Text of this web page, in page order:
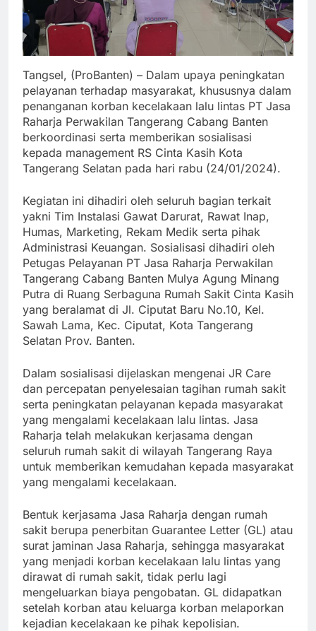
Tangsel, (ProBanten) – Dalam upaya peningkatan
pelayanan terhadap masyarakat, khususnya dalam
penanganan korban kecelakaan lalu lintas PT Jasa
Raharja Perwakilan Tangerang Cabang Banten
berkoordinasi serta memberikan sosialisasi
kepada management RS Cinta Kasih Kota
Tangerang Selatan pada hari rabu (24/01/2024).
Kegiatan ini dihadiri oleh seluruh bagian terkait
yakni Tim Instalasi Gawat Darurat, Rawat Inap,
Humas, Marketing, Rekam Medik serta pihak
Administrasi Keuangan. Sosialisasi dihadiri oleh
Petugas Pelayanan PT Jasa Raharja Perwakilan
Tangerang Cabang Banten Mulya Agung Minang
Putra di Ruang Serbaguna Rumah Sakit Cinta Kasih
yang beralamat di Jl. Ciputat Baru No.10, Kel.
Sawah Lama, Kec. Ciputat, Kota Tangerang
Selatan Prov. Banten.
Dalam sosialisasi dijelaskan mengenai JR Care
dan percepatan penyelesaian tagihan rumah sakit
serta peningkatan pelayanan kepada masyarakat
yang mengalami kecelakaan lalu lintas. Jasa
Raharja telah melakukan kerjasama dengan
seluruh rumah sakit di wilayah Tangerang Raya
untuk memberikan kemudahan kepada masyarakat
yang mengalami kecelakaan.
Bentuk kerjasama Jasa Raharja dengan rumah
sakit berupa penerbitan Guarantee Letter (GL) atau
surat jaminan Jasa Raharja, sehingga masyarakat
yang menjadi korban kecelakaan lalu lintas yang
dirawat di rumah sakit, tidak perlu lagi
mengeluarkan biaya pengobatan. GL didapatkan
setelah korban atau keluarga korban melaporkan
kejadian kecelakaan ke pihak kepolisian.